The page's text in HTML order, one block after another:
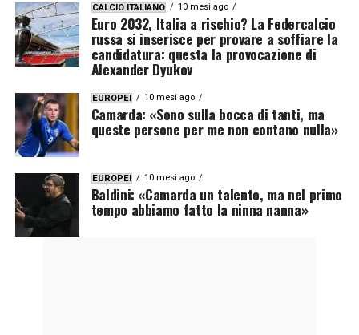
CALCIO ITALIANO 10 mesi ago
Euro 2032, Italia a rischio? La Federcalcio
russa si inserisce per provare a soffiare la
candidatura: questa la provocazione di
Alexander Dyukov
EUROPEI 10 mesi ago
Camarda: «Sono sulla bocca di tanti, ma
queste persone per me non contano nulla»
EUROPEI 10 mesi ago
Baldini: «Camarda un talento, ma nel primo
tempo abbiamo fatto la ninna nanna»